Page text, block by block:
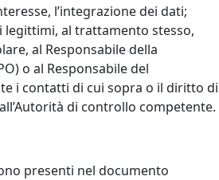
l’integrazione dei dati;
legittimi, al trattamento stesso,
al Responsabile della
o al Responsabile del
i contatti di cui sopra o il diritto di
di controllo competente.
presenti nel documento